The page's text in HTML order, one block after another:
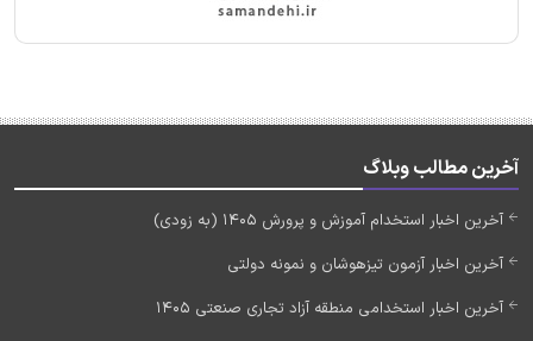
آخرین مطالب وبلاگ
آخرین اخبار استخدام آموزش و پرورش 1405 (به زودی)
آخرین اخبار آزمون تیزهوشان و نمونه دولتی
آخرین اخبار استخدامی منطقه آزاد تجاری صنعتی 1405